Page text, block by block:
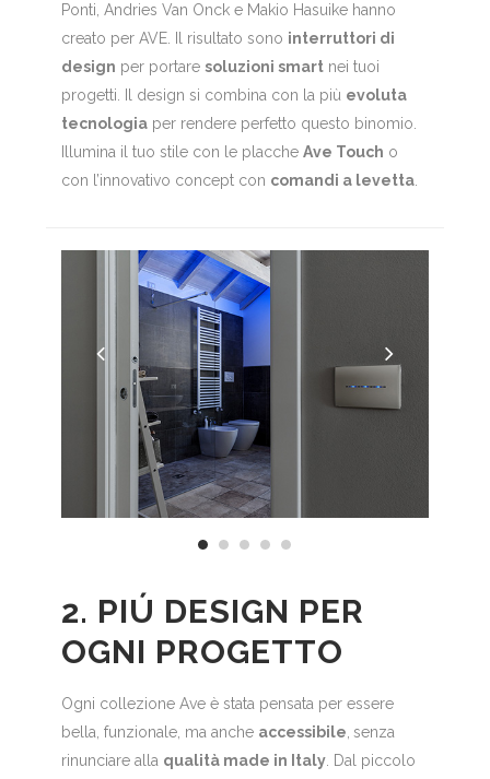
Ponti, Andries Van Onck e Makio Hasuike hanno
creato per AVE. Il risultato sono interruttori di
design per portare soluzioni smartnei tuoi
progetti. Il design si combina con la più evoluta
tecnologiaper rendere perfetto questo binomio.
Illumina il tuo stile con le placche Ave Touch o
con l’innovativo concept con comandi a levetta.
2. PIÚ DESIGN PER
OGNI PROGETTO
Ogni collezione Ave è stata pensata per essere
bella, funzionale, ma anche accessibile, senza
rinunciare alla qualità made in Italy. Dal piccolo